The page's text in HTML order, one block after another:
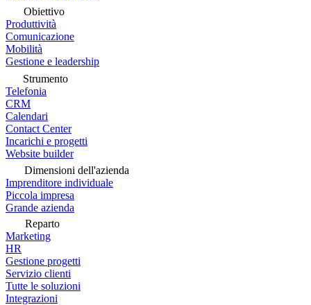
Obiettivo
Produttività
Comunicazione
Mobilità
Gestione e leadership
Strumento
Telefonia
CRM
Calendari
Contact Center
Incarichi e progetti
Website builder
Dimensioni dell'azienda
Imprenditore individuale
Piccola impresa
Grande azienda
Reparto
Marketing
HR
Gestione progetti
Servizio clienti
Tutte le soluzioni
Integrazioni